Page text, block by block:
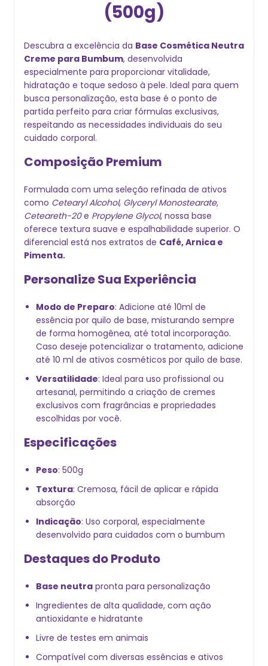
(500g)
Descubra a excelência da Base Cosmética Neutra
Creme para Bumbum, desenvolvida
especialmente para proporcionar vitalidade,
hidratação e toque sedoso à pele. Ideal para quem
busca personalização, esta base é o ponto de
partida perfeito para criar fórmulas exclusivas,
respeitando as necessidades individuais do seu
cuidado corporal.
Composição Premium
Formulada com uma seleção refinada de ativos
como Cetearyl Alcohol, Glyceryl Monostearate,
Ceteareth-20e Propylene Glycol, nossa base
oferece textura suave e espalhabilidade superior. O
diferencial está nos extratos de Café, Arnica e
Pimenta.
Personalize Sua Experiência
Modo de Preparo: Adicione até 10ml de
essência por quilo de base, misturando sempre
de forma homogênea, até total incorporação.
Caso deseje potencializar o tratamento, adicione
até 10 ml de ativos cosméticos por quilo de base.
Versatilidade: Ideal para uso profissional ou
artesanal, permitindo a criação de cremes
exclusivos com fragrâncias e propriedades
escolhidas por você.
Especificações
Peso: 500g
Textura: Cremosa, fácil de aplicar e rápida
absorção
Indicação: Uso corporal, especialmente
desenvolvido para cuidados com o bumbum
Destaques do Produto
Base neutra pronta para personalização
Ingredientes de alta qualidade, com ação
antioxidante e hidratante
Livre de testes em animais
Compatível com diversas essências e ativos